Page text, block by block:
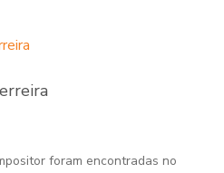
foram encontradas no